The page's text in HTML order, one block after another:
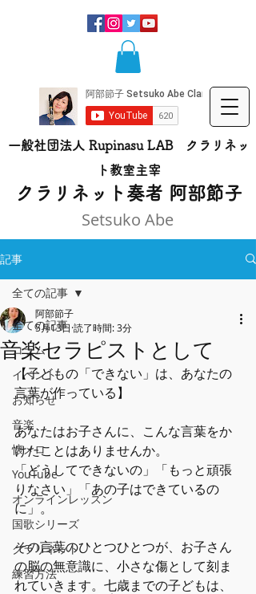
Setsuko Abe
一般社団法人 Rupinasu LAB クラリネッ
ト​教室主宰
​クラリネット奏者 阿部節子
記事
全ての記事
コラム
イベント
お知らせ
音楽
懐メロ
YouTube
オンラインレッスン
国歌シリーズ
クラリネット
練習方法
全ての記事
音楽セラピストとして
阿部節子
5月13日 読了時間: 3分
【子どもの「できない」は、あなたの
言葉が作っている】
あなたはお子さんに、こんな言葉をか
けたことはありませんか。
「どうしてできないの」「もっと頑張
りなさい」「あの子はできているの
に」。
その言葉のひとつひとつが、お子さん
の脳の無意識に、小さな傷として刻ま
れていきます。七歳までの子どもは、